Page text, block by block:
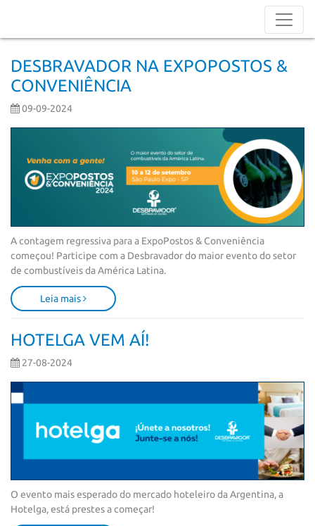
DESBRAVADOR NA EXPOPOSTOS &
CONVENIÊNCIA
09-09-2024
A contagem regressiva para a ExpoPostos & Conveniência
começou! Participe com a Desbravador do maior evento do setor
de combustíveis da América Latina.
Leia mais
HOTELGA VEM AÍ!
27-08-2024
O evento mais esperado do mercado hoteleiro da Argentina, a
Hotelga, está prestes a começar!